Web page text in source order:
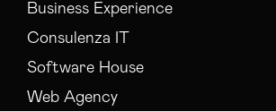
Business Experience
Consulenza IT
Software House
Web Agency